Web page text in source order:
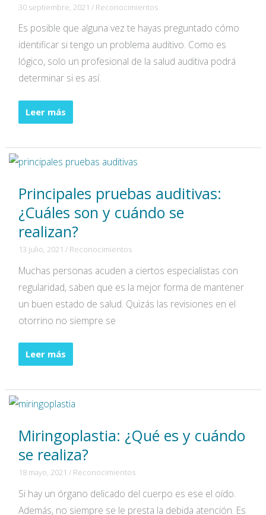
importante?
30 septiembre, 2021 / Reconocimientos
Es posible que alguna vez te hayas preguntado cómo
identificar si tengo un problema auditivo. Como es
lógico, solo un profesional de la salud auditiva podrá
determinar si es así.
¿Cómo
identificar
tengo
problema
auditivo?
Leer más
Principales pruebas auditivas:
¿Cuáles son y cuándo se
realizan?
13 julio, 2021 / Reconocimientos
Muchas personas acuden a ciertos especialistas con
regularidad, saben que es la mejor forma de mantener
un buen estado de salud. Quizás las revisiones en el
otorrino no siempre se
Principales
pruebas
¿Cuáles
y
cuándo
Leer más
Miringoplastia: ¿Qué es y cuándo
se realiza?
18 mayo, 2021 / Reconocimientos
Si hay un órgano delicado del cuerpo es ese el oído.
Además, no siempre se le presta la debida atención. Es